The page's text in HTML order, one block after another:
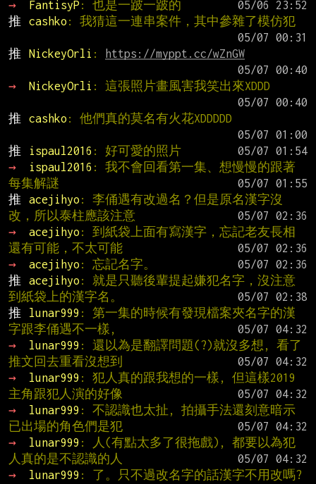
→ FantisyP : 也是一跛一跛的
推
cashko : 我猜這一連串案件，其中參雜了模仿犯
推
NickeyOrli :
https://myppt.cc/wZnGW
→
NickeyOrli : 這張照片畫風害我笑出來XDDD
推
cashko : 他們真的莫名有火花XDDDDD
推
ispaul2016 : 好可愛的照片
→
ispaul2016 : 我不會回看第一集、想慢慢的跟著
每集解謎
推
acejihyo : 李俑遇有改過名？但是原名漢字沒
改，所以泰柱應該注意
→
acejihyo : 到紙袋上面有寫漢字，忘記老友長相
還有可能，不太可能
→
acejihyo : 忘記名字。
推
acejihyo : 就是只聽後輩提起嫌犯名字，沒注意
到紙袋上的漢字名。
推
lunar999 : 第一集的時候有發現檔案夾名字的漢
字跟李俑遇不一樣,
→
lunar999 : 還以為是翻譯問題(?)就沒多想, 看了
推文回去重看沒想到
→
lunar999 : 犯人真的跟我想的一樣, 但這樣2019
主角跟犯人演的好像
→
lunar999 : 不認識也太扯, 拍攝手法還刻意暗示
已出場的角色們是犯
→
lunar999 : 人(有點太多了很拖戲), 都要以為犯
人真的是不認識的人
→
lunar999 : 了。只不過改名字的話漢字不用改嗎?